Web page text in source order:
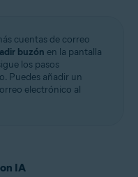
cuentas de correo
buzón en la pantalla
los pasos
Puedes añadir un
electrónico al
IA